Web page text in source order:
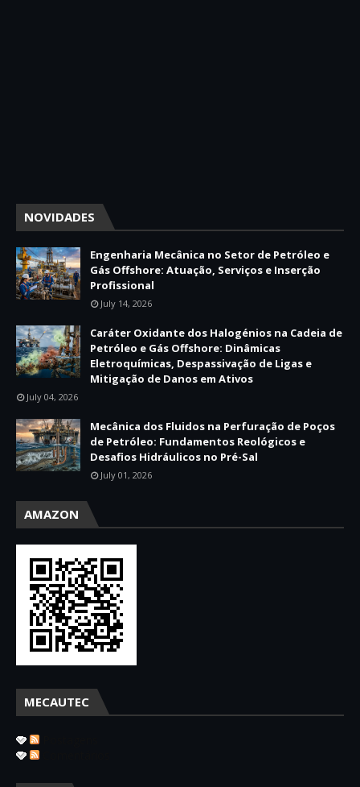
NOVIDADES
Engenharia Mecânica no Setor de Petróleo e
Gás Offshore: Atuação, Serviços e Inserção
Profissional
July 14, 2026
Caráter Oxidante dos Halogénios na Cadeia de
Petróleo e Gás Offshore: Dinâmicas
Eletroquímicas, Despassivação de Ligas e
Mitigação de Danos em Ativos
July 04, 2026
Mecânica dos Fluidos na Perfuração de Poços
de Petróleo: Fundamentos Reológicos e
Desafios Hidráulicos no Pré-Sal
July 01, 2026
AMAZON
MECAUTEC